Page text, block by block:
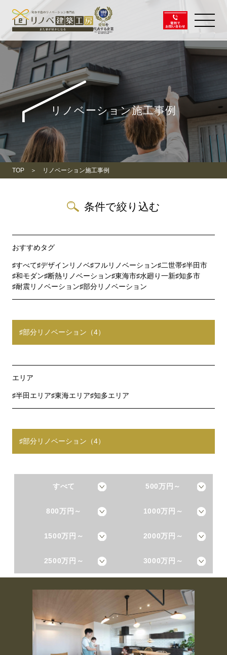
リノベーション施工事例
TOP リノベーション施工事例
条件で絞り込む
おすすめタグ
すべて デザインリノベ フルリノベーション 二世帯 半田市
和モダン 断熱リノベーション 東海市 水廻り一新 知多市
耐震リノベーション 部分リノベーション
部分リノベーション（4）
エリア
半田エリア 東海エリア 知多エリア
部分リノベーション（4）
すべて 500万円～
800万円～ 1000万円～
1500万円～ 2000万円～
2500万円～ 3000万円～